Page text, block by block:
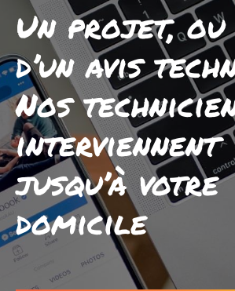
Un projet, ou
d’un avis
Nos
interviennent
jusqu’à votre
domicile